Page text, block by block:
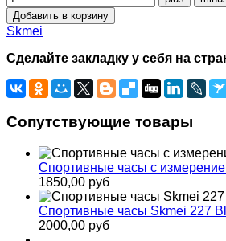
Skmei
Сделайте закладку у себя на
Сопутствующие товары
Спортивные часы с
1850,00 руб
Спортивные часы Skmei 227
2000,00 руб